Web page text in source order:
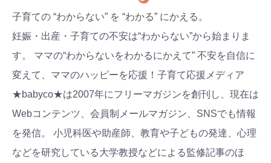
子育ての “わからない” を “わかる” にかえる。
妊娠・出産・子育ての不安は“わからない”から始まりま
す。 ママの“わからないをわかるにかえて” 不安を自信に
変えて、ママのハッピーを応援！子育て応援メディア
★babyco★は2007年にフリーマガジンを創刊し、現在は
Webコンテンツ、会員制メールマガジン、SNSでも情報
を発信。 小児科医や助産師、教育や子どもの発達、心理
などを研究している大学教授などによる監修記事のほ